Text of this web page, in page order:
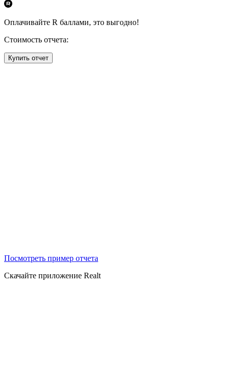
Оплачивайте R баллами, это выгодно!
Стоимость отчета:
Купить отчет
Посмотреть пример отчета
Скачайте приложение Realt